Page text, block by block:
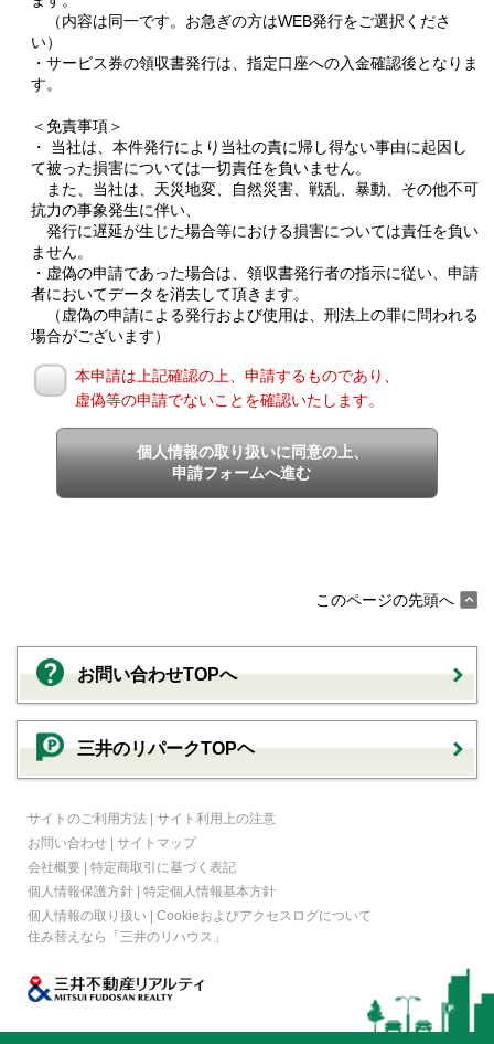
（内容は同一です。お急ぎの方はWEB発行をご選択くださ
い）
・サービス券の領収書発行は、指定口座への入金確認後となりま
す。
＜免責事項＞
・ 当社は、本件発行により当社の責に帰し得ない事由に起因し
て被った損害については一切責任を負いません。
また、当社は、天災地変、自然災害、戦乱、暴動、その他不可
抗力の事象発生に伴い、
発行に遅延が生じた場合等における損害については責任を負い
ません。
・虚偽の申請であった場合は、領収書発行者の指示に従い、申請
者においてデータを消去して頂きます。
（虚偽の申請による発行および使用は、刑法上の罪に問われる
場合がございます）
本申請は上記確認の上、申請するものであり、
虚偽等の申請でないことを確認いたします。
個人情報の取り扱いに同意の上、
申請フォームへ進む
このページの先頭へ
お問い合わせTOPへ
三井のリパークTOPヘ
サイトのご利用方法 | サイト利用上の注意
お問い合わせ | サイトマップ
会社概要 | 特定商取引に基づく表記
個人情報保護方針 | 特定個人情報基本方針
個人情報の取り扱い | Cookieおよびアクセスログについて
住み替えなら
「三井のリハウス」